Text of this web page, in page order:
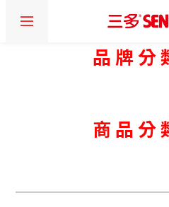
品 牌 分
商 品 分